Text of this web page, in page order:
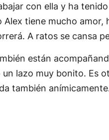
con ella y ha
tiene mucho amor,
A ratos se cansa
están
lazo muy bonito. Es
también